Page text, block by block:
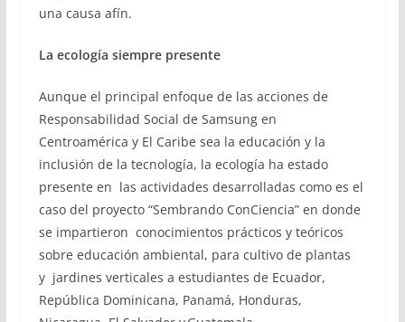
una causa afín.
La ecología siempre presente
Aunque el principal enfoque de las acciones de
Responsabilidad Social de Samsung en
Centroamérica y El Caribe sea la educación y la
inclusión de la tecnología, la ecología ha estado
presente en las actividades desarrolladas como es el
caso del proyecto “Sembrando ConCiencia” en donde
se impartieron conocimientos prácticos y teóricos
sobre educación ambiental, para cultivo de plantas
y jardines verticales a estudiantes de Ecuador,
República Dominicana, Panamá, Honduras,